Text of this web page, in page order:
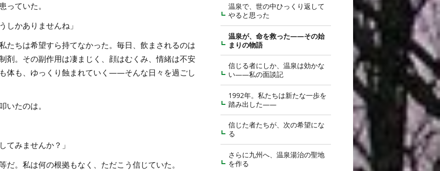
っていた。
しかありませんね」
たちは希望すら持てなかった。毎日、飲まされるのは
剤。その副作用は凄まじく、顔はむくみ、情緒は不安
体も、ゆっくり蝕まれていく――そんな日々を過ごし
いたのは。
てみませんか？」
だ。私は何の根拠もなく、ただこう信じていた。
温泉で、世の中ひっくり返して
やると思った
温泉が、命を救った――その始
まりの物語
信じる者にしか、温泉は効かな
い――私の面談記
1992年。私たちは新たな一歩を
踏み出した――
信じた者たちが、次の希望にな
る
さらに九州へ、温泉湯治の聖地
を作る